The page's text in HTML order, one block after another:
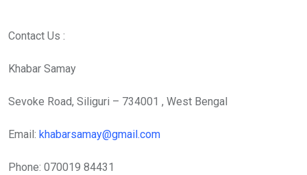
Contact Us :
Khabar Samay
Sevoke Road, Siliguri – 734001 , West Bengal
Email: khabarsamay@gmail.com
Phone: 070019 84431